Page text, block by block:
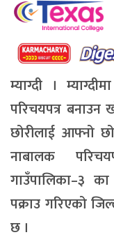
म्याग्दी ।
परिचयपत्र
छोरीलाई आफ्नो
नाबालक
गाउँपालिका–३
पक्राउ गरिएको
छ ।